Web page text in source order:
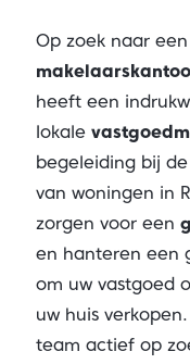
Op zoek naar een
heeft een
lokale
begeleiding bij
van woningen in
zorgen voor een
en hanteren een
om uw vastgoed
uw huis
team actief op